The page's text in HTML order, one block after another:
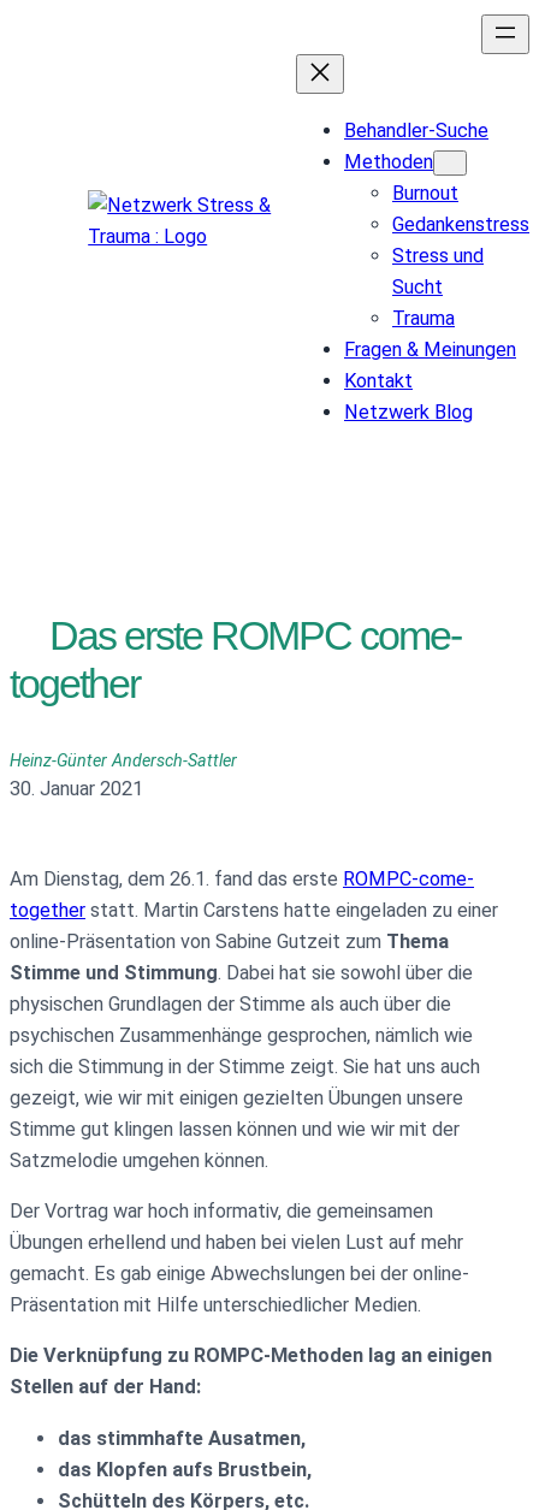
Behandler-Suche
Methoden
Burnout
Gedankenstress
Stress und
Sucht
Trauma
Fragen & Meinungen
Kontakt
Netzwerk Blog
Das erste ROMPC come-
together
Heinz-Günter Andersch-Sattler
30. Januar 2021
Am Dienstag, dem 26.1. fand das erste ROMPC-come-
together statt. Martin Carstens hatte eingeladen zu einer
online-Präsentation von Sabine Gutzeit zum Thema
Stimme und Stimmung. Dabei hat sie sowohl über die
physischen Grundlagen der Stimme als auch über die
psychischen Zusammenhänge gesprochen, nämlich wie
sich die Stimmung in der Stimme zeigt. Sie hat uns auch
gezeigt, wie wir mit einigen gezielten Übungen unsere
Stimme gut klingen lassen können und wie wir mit der
Satzmelodie umgehen können.
Der Vortrag war hoch informativ, die gemeinsamen
Übungen erhellend und haben bei vielen Lust auf mehr
gemacht. Es gab einige Abwechslungen bei der online-
Präsentation mit Hilfe unterschiedlicher Medien.
Die Verknüpfung zu ROMPC-Methoden lag an einigen
Stellen auf der Hand:
das stimmhafte Ausatmen,
das Klopfen aufs Brustbein,
Schütteln des Körpers, etc.